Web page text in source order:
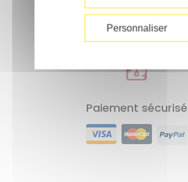
À partir de 35€ d'achat.
Paiement sécurisé
Personnaliser